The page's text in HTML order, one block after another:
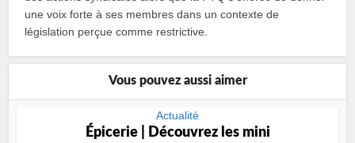
une voix forte à ses membres dans un contexte de
législation perçue comme restrictive.
Vous pouvez aussi aimer
Actualité
Épicerie | Découvrez les mini